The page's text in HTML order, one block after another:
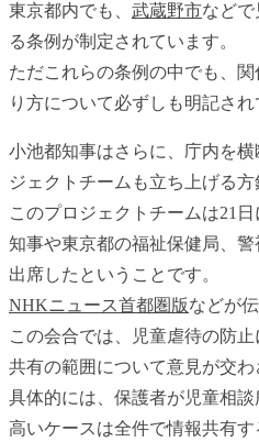
東京都内でも、 武蔵野市など
る条例が制定されています。
ただこれらの条例の中でも、
り方について必ずしも明記さ
小池都知事はさらに、庁内を
ジェクトチームも立ち上げる方
このプロジェクトチームは21
知事や東京都の福祉保健局、
出席したということです。
NHKニュース首都圏版などが
この会合では、児童虐待の防
共有の範囲について意見が交わ
具体的には、保護者が児童相
高いケースは全件で情報共有す